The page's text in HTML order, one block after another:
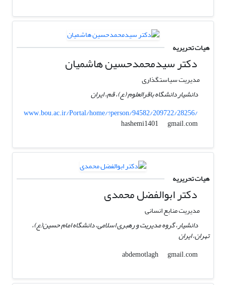
هیات تحریریه
دکتر سیدمحمدحسین هاشمیان
مدیریت سیاستگذاری
دانشیار دانشگاه باقرالعلوم (ع)، قم، ایران
www.bou.ac.ir/Portal/home/?person/94582/209722/28256/
hashemi1401
gmail.com
هیات تحریریه
دکتر ابوالفضل محمدی
مدیریت منابع انسانی
دانشیار، گروه مدیریت و رهبری اسلامی، دانشگاه امام حسین(ع)،
تهران، ایران
abdemotlagh
gmail.com